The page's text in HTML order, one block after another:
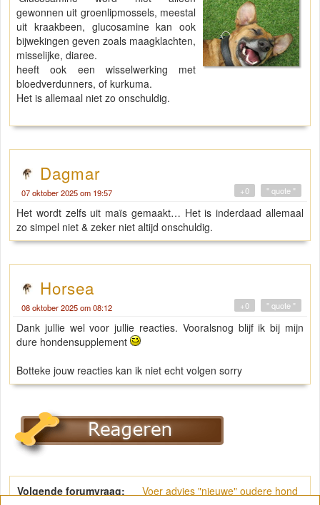
gewonnen uit groenlipmossels, meestal
uit kraakbeen, glucosamine kan ook
bijwekingen geven zoals maagklachten,
misselijke, diaree.
heeft ook een wisselwerking met
bloedverdunners, of kurkuma.
Het is allemaal niet zo onschuldig.
Dagmar
07 oktober 2025 om 19:57 " quote "
+0
Het wordt zelfs uit maïs gemaakt… Het is inderdaad allemaal
zo simpel niet & zeker niet altijd onschuldig.
Horsea
08 oktober 2025 om 08:12 " quote "
+0
Dank jullie wel voor jullie reacties. Vooralsnog blijf ik bij mijn
dure hondensupplement
Botteke jouw reacties kan ik niet echt volgen sorry
Volgende forumvraag: Voer advies "nieuwe" oudere hond